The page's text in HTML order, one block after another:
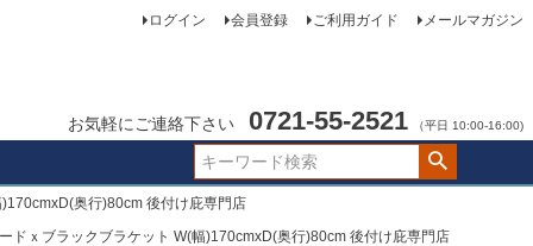
ログイン 会員登録 ご利用ガイド メールマガジン
お気軽にご連絡下さい 0721-55-2521 （平日 10:00-16:00)
奥行)80cm 後付け庇専門店
ドｘブラックブラケット W(幅)170cmxD(奥行)80cm 後付け庇専門店